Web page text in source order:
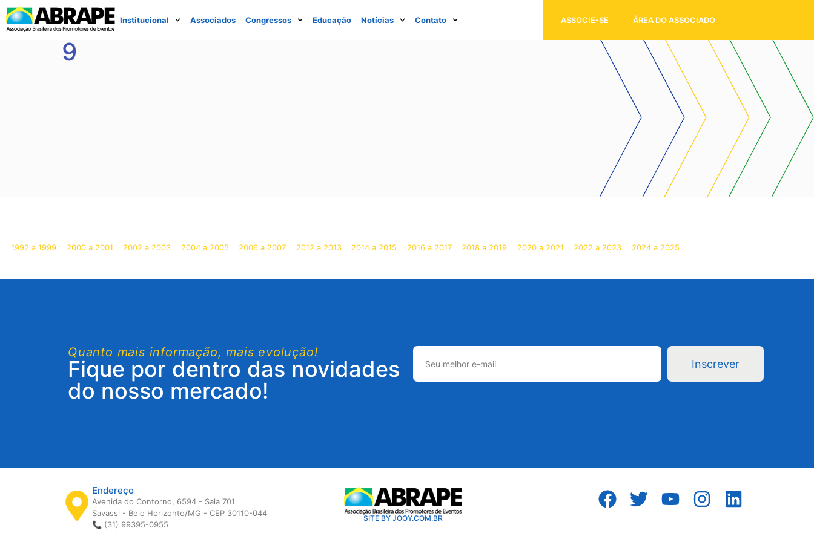
Institucional Associados Congressos Educação Notícias Contato ASSOCIE-SE ÁREA DO ASSOCIADO
9
1992 a 1999 2000 a 2001 2002 a 2003 2004 a 2005 2006 a 2007 2012 a 2013 2014 a 2015 2016 a 2017 2018 a 2019 2020 a 2021 2022 a 2023 2024 a 2025
Quanto mais informação, mais evolução!
Fique por dentro das novidades
do nosso mercado!
Inscrever
Endereço
Avenida do Contorno, 6594 - Sala 701
Savassi - Belo Horizonte/MG - CEP 30110-044
📞 (31) 99395-0955
SITE BY JOOY.COM.BR